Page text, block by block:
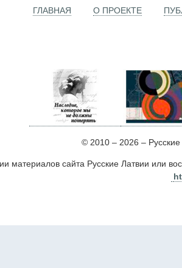
ГЛАВНАЯ О ПРОЕКТЕ
© 2010 – 2026 –
материалов сайта Русские Латвии или